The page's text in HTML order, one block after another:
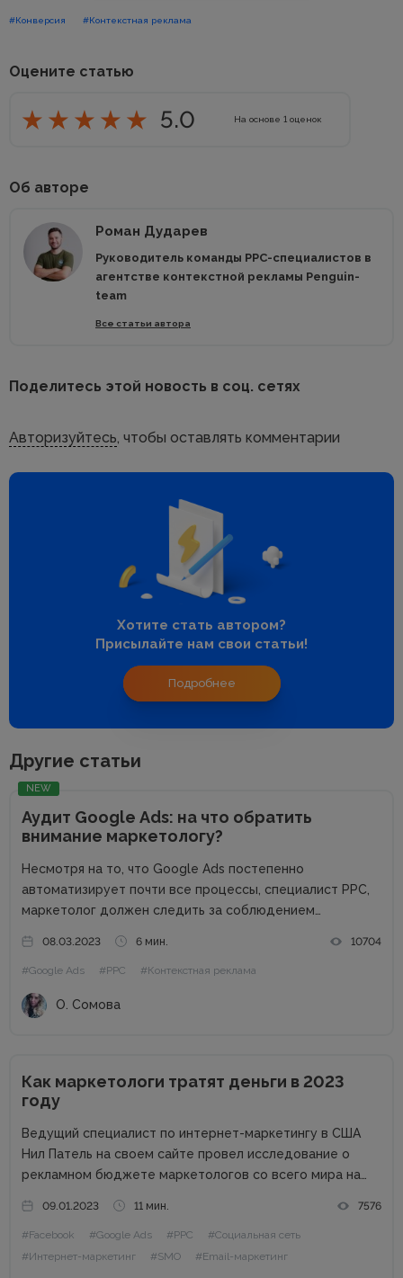
#Конверсия #Контекстная реклама
Оцените статью
5.0 На основе 1 оценок
Об авторе
Роман Дударев
Руководитель команды РРС-специалистов в
агентстве контекстной рекламы Penguin-
team
Все статьи автора
Поделитесь этой новость в соц. сетях
Авторизуйтесь, чтобы оставлять комментарии
Хотите стать автором?
Присылайте нам свои статьи!
Подробнее
Другие статьи
NEW
Аудит Google Ads: на что обратить
внимание маркетологу?
Несмотря на то, что Google Ads постепенно
автоматизирует почти все процессы, специалист PPC,
маркетолог должен следить за соблюдением
рекламными кампаниями необходимо проводить аудит
аккаунта Google Ads. Если вы принимаете учетную
запись от клиента или устраиваетесь...
08.03.2023 6 мин. 10704
#Google Ads #PPC #Контекстная реклама
О. Сомова
Как маркетологи тратят деньги в 2023
году
Ведущий специалист по интернет-маркетингу в США
Нил Патель на своем сайте провел исследование о
рекламном бюджете маркетологов со всего мира на
подвешенном состоянии из-за набирающей обороты
инфляции, войны, роста процентных ставок и других
факторов,...
09.01.2023 11 мин. 7576
#Facebook #Google Ads #PPC
#Социальная сеть
#Интернет-маркетинг
#SMO #Email-маркетинг